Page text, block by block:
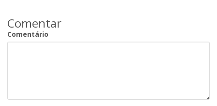
Comentar
Comentário